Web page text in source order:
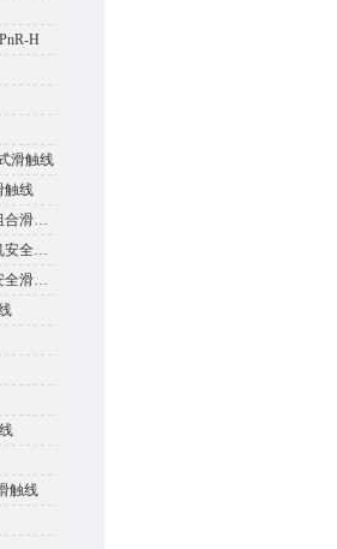
H
滑触线
触线
HXPnR-H-250/400单级组合滑触线
HXPnR-H-400/600起重机安全滑触线
HXPnR-H-500/800行车安全滑触线
触线